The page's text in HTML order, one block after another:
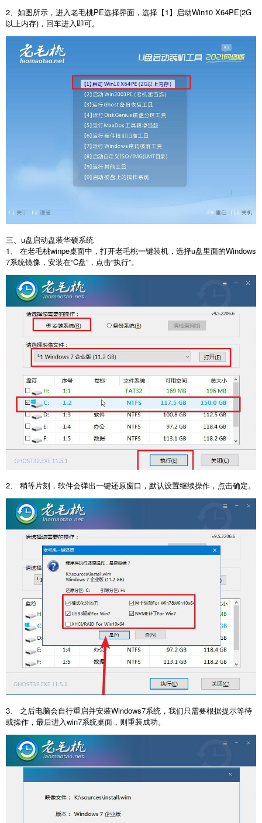
2、如图所示，进入老毛桃PE选择界面，选择【1】启动Win10 X64PE(2G
以上内存)，回车进入即可。
三、u盘启动盘装华硕系统
1、 在老毛桃winpe桌面中，打开老毛桃一键装机，选择u盘里面的Windows
7系统镜像，安装在“C盘”，点击“执行”。
2、 稍等片刻，软件会弹出一键还原窗口，默认设置继续操作，点击确定。
3、 之后电脑会自行重启并安装Windows7系统，我们只需要根据提示等待
或操作，最后进入win7系统桌面，则重装成功。